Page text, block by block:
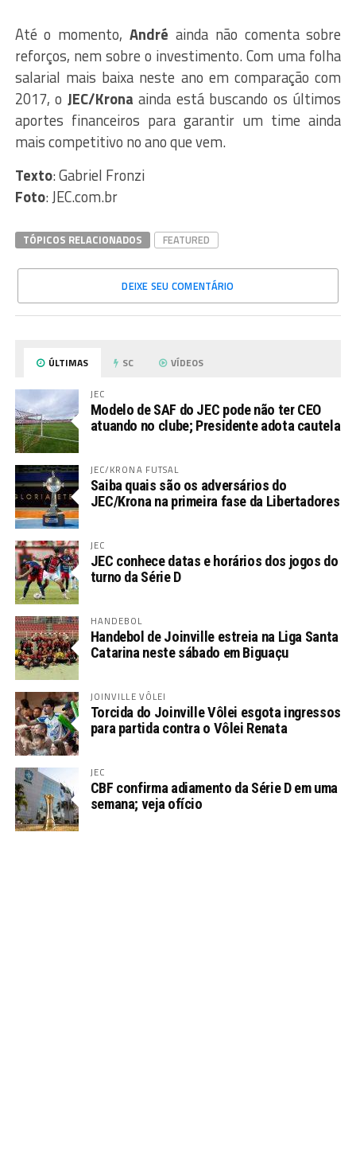
Até o momento,André ainda não comenta sobre
reforços, nem sobre o investimento. Com uma folha
salarial mais baixa neste ano em comparação com
2017, o JEC/Krona ainda está buscando os últimos
aportes financeiros para garantir um time ainda
mais competitivo no ano que vem.
Texto: Gabriel Fronzi
Foto: JEC.com.br
TÓPICOS RELACIONADOS FEATURED
DEIXE SEU COMENTÁRIO
ÚLTIMAS SC VÍDEOS
JEC
Modelo de SAF do JEC pode não ter CEO
atuando no clube; Presidente adota cautela
JEC/KRONA FUTSAL
Saiba quais são os adversários do
JEC/Krona na primeira fase da Libertadores
JEC
JEC conhece datas e horários dos jogos do
turno da Série D
HANDEBOL
Handebol de Joinville estreia na Liga Santa
Catarina neste sábado em Biguaçu
JOINVILLE VÔLEI
Torcida do Joinville Vôlei esgota ingressos
para partida contra o Vôlei Renata
JEC
CBF confirma adiamento da Série D em uma
semana; veja ofício